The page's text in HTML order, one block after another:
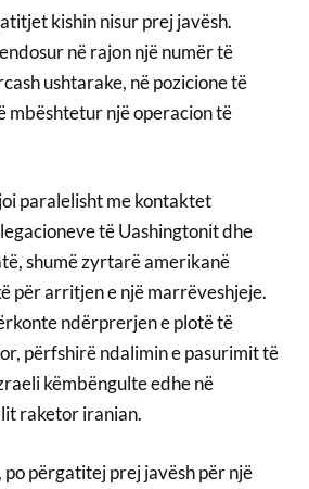
kishin nisur prej javësh.
në rajon një numër të
ushtarake, në pozicione të
mbështetur një operacion të
paralelisht me kontaktet
të Uashingtonit dhe
shumë zyrtarë amerikanë
për arritjen e një marrëveshjeje.
ndërprerjen e plotë të
përfshirë ndalimin e pasurimit të
këmbëngulte edhe në
raketor iranian.
po përgatitej prej javësh për një